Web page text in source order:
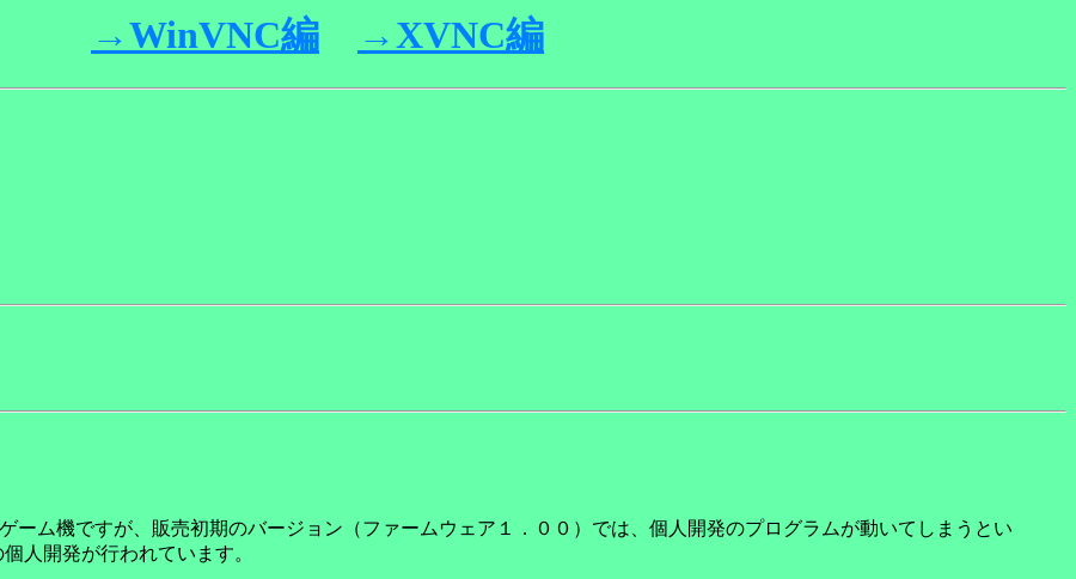
－ →WinVNC編 →XVNC編
ーム機ですが、販売初期のバージョン（ファームウェア１．００）では、個人開発のプログラムが動いてしまうとい
人開発が行われています。